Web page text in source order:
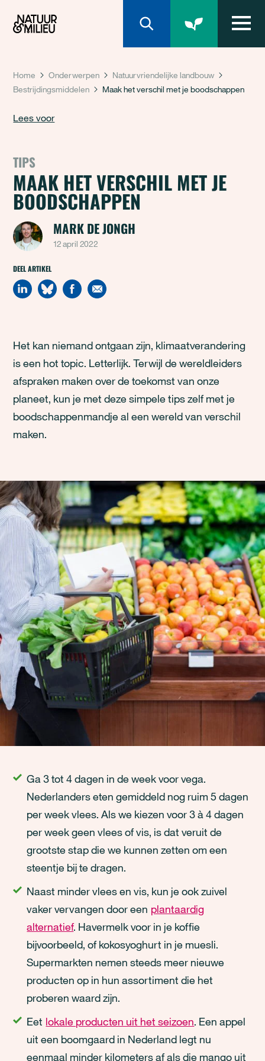
Home Onderwerpen
Natuurvriendelijke landbouw
Bestrijdingsmiddelen
Maak het verschil met je boodschappen
Lees voor
TIPS
MAAK HET VERSCHIL MET JE
BOODSCHAPPEN
MARK DE JONGH
12 april 2022
DEEL ARTIKEL
Het kan niemand ontgaan zijn, klimaatverandering
is een hot topic. Letterlijk. Terwijl de wereldleiders
afspraken maken over de toekomst van onze
planeet, kun je met deze simpele tips zelf met je
boodschappenmandje al een wereld van verschil
maken.
Ga 3 tot 4 dagen in de week voor vega.
Nederlanders eten gemiddeld nog ruim 5 dagen
per week vlees. Als we kiezen voor 3 à 4 dagen
per week geen vlees of vis, is dat veruit de
grootste stap die we kunnen zetten om een
steentje bij te dragen.
Naast minder vlees en vis, kun je ook zuivel
vaker vervangen door een plantaardig
alternatief. Havermelk voor in je koffie
bijvoorbeeld, of kokosyoghurt in je muesli.
Supermarkten nemen steeds meer nieuwe
producten op in hun assortiment die het
proberen waard zijn.
Eet lokale producten uit het seizoen. Een appel
uit een boomgaard in Nederland legt nu
eenmaal minder kilometers af als die mango uit